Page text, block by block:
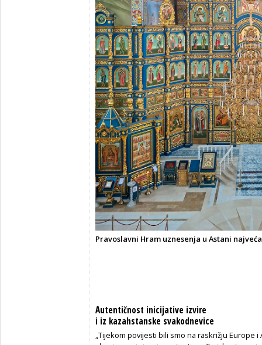
Pravoslavni Hram uznesenja u Astani
Autentičnost inicijative izvire
i iz kazahstanske svakodnevice
„Tijekom povijesti bili smo na raskrižju Europe